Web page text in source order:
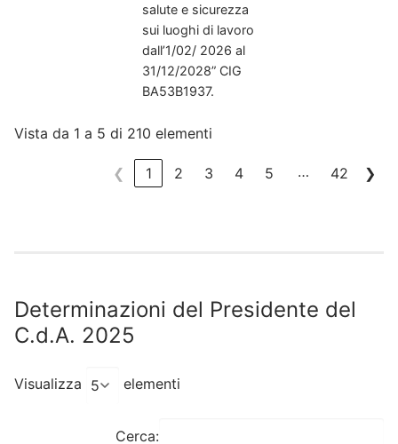
salute e sicurezza
sui luoghi di lavoro
dall’1/02/ 2026 al
31/12/2028” CIG
BA53B1937.
Vista da 1 a 5 di 210 elementi
❮ 1 2 3 4 5 … 42 ❯
Determinazioni del Presidente del
C.d.A. 2025
Visualizza elementi
Cerca: